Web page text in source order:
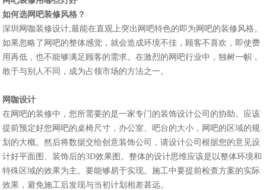
如何选网吧装修风格？
深圳网咖装修设计,最能在直观上突出网吧特色的即为网吧的装修风格。
如果忽略了网吧的整体感觉，就会造成环境不佳，顾客不喜欢，即使费
用再低，也不能够满足顾客的需求。在激烈的网吧行业中，独树一帜，
敢于与别人不同，成为占领市场的方法之一。
网咖设计
在网吧的装修中，您所需要的是一家专门的装饰设计公司的协助。应该
提前预定好您网吧的桌椅尺寸，办公室、吧台的大小，网吧的区域的规
划的大概。然后将数据交给创意装饰公司，请设计公司根据您的意见设
计好平面图、装饰后的3D效果图。整体的设计思维应该是以整体环境和
特殊区域的效果为主。要能够易于实现。施工中要提前检查方案的实际
效果，避免施工后发现与当初计划相差甚远。